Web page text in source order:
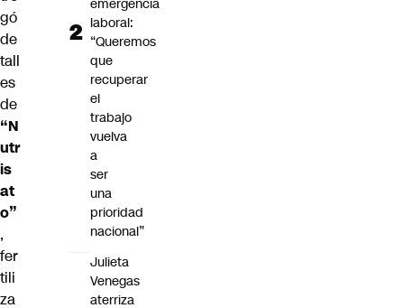
gó
de
tall
es
de
“N
utr
is
at
o”
,
fer
tili
za
emergencia
laboral:
“Queremos
que
recuperar
el
trabajo
vuelva
a
ser
una
prioridad
nacional”
Julieta
Venegas
aterriza